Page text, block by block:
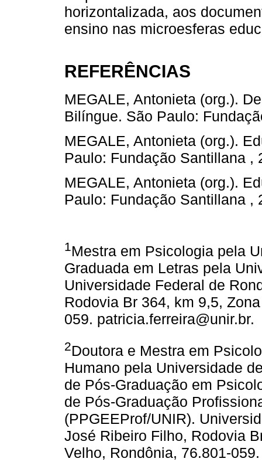
horizontalizada, aos
ensino nas microesferas
REFERÊNCIAS
MEGALE, Antonieta (org.).
Bilíngue. São Paulo:
MEGALE, Antonieta (org.).
Paulo: Fundação Santillana ,
MEGALE, Antonieta (org.).
Paulo: Fundação Santillana ,
1 Mestra em Psicologia pela
Graduada em Letras pela
Universidade Federal de
Rodovia Br 364, km 9,5,
059. patricia.ferreira@unir.br.
2Doutora e Mestra em
Humano pela Universidade
de Pós-Graduação em
de Pós-Graduação
(PPGEEProf/UNIR).
José Ribeiro Filho, Rodovia
Velho, Rondônia, 76.801-